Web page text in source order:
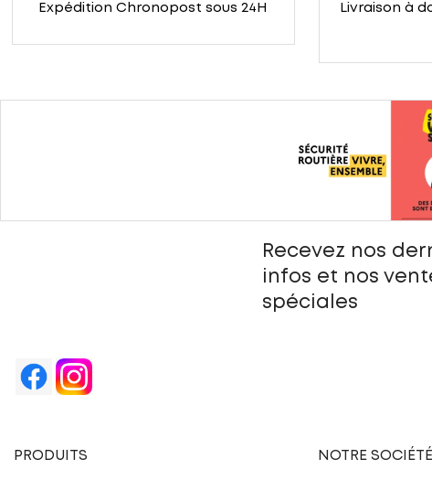
Expédition Chronopost sous 24H
Livraison à
Recevez nos
infos et nos
spéciales
PRODUITS NOTRE SOCIÉTÉ